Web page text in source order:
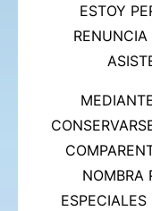
ESTOY
NOMBRA